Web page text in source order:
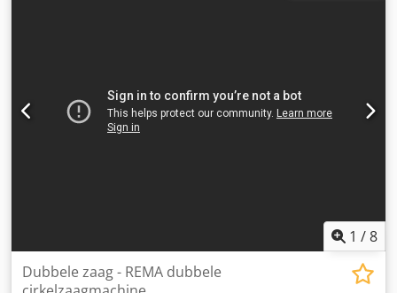
1 /8
Dubbele zaag - REMA dubbele